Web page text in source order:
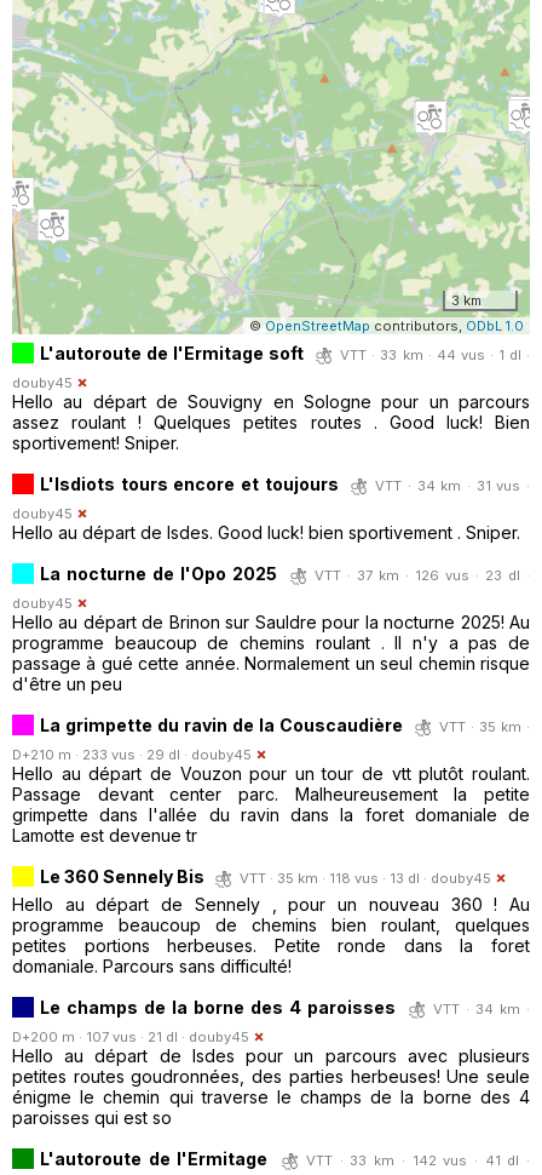
3 km
© OpenStreetMap contributors, ODbL 1.0
L'autoroute de l'Ermitage soft
VTT · 33 km · 44 vus · 1 dl ·
douby45
Hello au départ de Souvigny en Sologne pour un parcours
assez roulant ! Quelques petites routes . Good luck! Bien
sportivement! Sniper.
L'Isdiots tours encore et toujours
VTT · 34 km · 31 vus ·
douby45
Hello au départ de Isdes. Good luck! bien sportivement . Sniper.
La nocturne de l'Opo 2025
VTT · 37 km · 126 vus · 23 dl ·
douby45
Hello au départ de Brinon sur Sauldre pour la nocturne 2025! Au
programme beaucoup de chemins roulant . Il n'y a pas de
passage à gué cette année. Normalement un seul chemin risque
d'être un peu
La grimpette du ravin de la Couscaudière
VTT · 35 km ·
D+210 m · 233 vus · 29 dl · douby45
Hello au départ de Vouzon pour un tour de vtt plutôt roulant.
Passage devant center parc. Malheureusement la petite
grimpette dans l'allée du ravin dans la foret domaniale de
Lamotte est devenue tr
Le 360 Sennely Bis
VTT · 35 km · 118 vus · 13 dl · douby45
Hello au départ de Sennely , pour un nouveau 360 ! Au
programme beaucoup de chemins bien roulant, quelques
petites portions herbeuses. Petite ronde dans la foret
domaniale. Parcours sans difficulté!
Le champs de la borne des 4 paroisses
VTT · 34 km ·
D+200 m · 107 vus · 21 dl · douby45
Hello au départ de Isdes pour un parcours avec plusieurs
petites routes goudronnées, des parties herbeuses! Une seule
énigme le chemin qui traverse le champs de la borne des 4
paroisses qui est so
L'autoroute de l'Ermitage
VTT · 33 km · 142 vus · 41 dl ·